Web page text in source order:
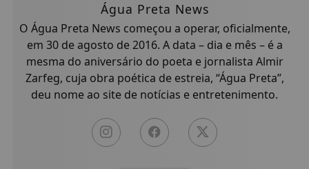
Água Preta News
O Água Preta News começou a operar, oficialmente,
em 30 de agosto de 2016. A data – dia e mês – é a
mesma do aniversário do poeta e jornalista Almir
Zarfeg, cuja obra poética de estreia, “Água Preta”,
deu nome ao site de notícias e entretenimento.